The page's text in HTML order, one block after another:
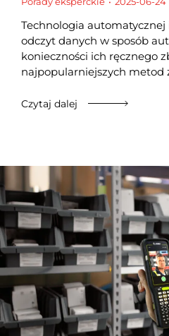
Technologia
odczyt danych w sposób
konieczności ich ręcznego
najpopularniejszych metod
Czytaj dalej